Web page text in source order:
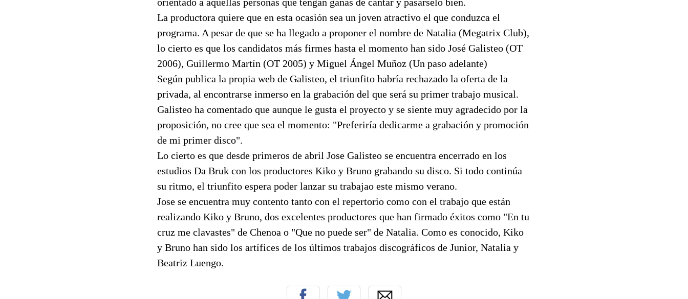
La productora quiere que en esta ocasión sea un joven atractivo el que conduzca el
programa. A pesar de que se ha llegado a proponer el nombre de Natalia (Megatrix Club),
lo cierto es que los candidatos más firmes hasta el momento han sido José Galisteo (OT
2006), Guillermo Martín (OT 2005) y Miguel Ángel Muñoz (Un paso adelante)
Según publica la propia web de Galisteo, el triunfito habría rechazado la oferta de la
privada, al encontrarse inmerso en la grabación del que será su primer trabajo musical.
Galisteo ha comentado que aunque le gusta el proyecto y se siente muy agradecido por la
proposición, no cree que sea el momento: "Preferiría dedicarme a grabación y promoción
de mi primer disco".
Lo cierto es que desde primeros de abril Jose Galisteo se encuentra encerrado en los
estudios Da Bruk con los productores Kiko y Bruno grabando su disco. Si todo continúa
su ritmo, el triunfito espera poder lanzar su trabajao este mismo verano.
Jose se encuentra muy contento tanto con el repertorio como con el trabajo que están
realizando Kiko y Bruno, dos excelentes productores que han firmado éxitos como "En tu
cruz me clavastes" de Chenoa o "Que no puede ser" de Natalia. Como es conocido, Kiko
y Bruno han sido los artífices de los últimos trabajos discográficos de Junior, Natalia y
Beatriz Luengo.